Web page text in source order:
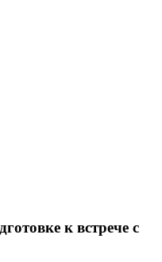
к встрече с